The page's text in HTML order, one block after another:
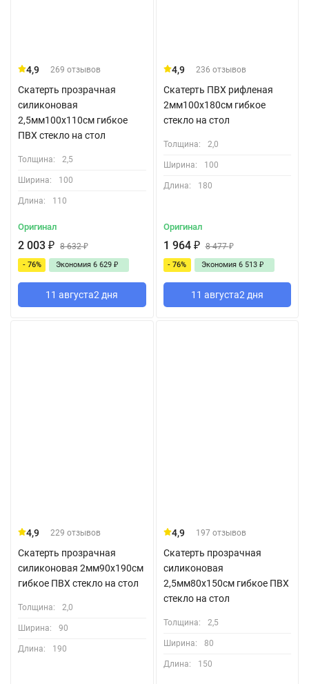
4,9 269 отзывов
Скатерть прозрачная
силиконовая
2,5мм100x110см гибкое
ПВХ стекло на стол
Толщина: 2,5
Ширина: 100
Длина: 110
Оригинал
2 003 ₽ 8 632₽
- 76% Экономия 6 629 ₽
11 августа2 дня
4,9 236 отзывов
Скатерть ПВХ рифленая
2мм100x180см гибкое
стекло на стол
Толщина: 2,0
Ширина: 100
Длина: 180
Оригинал
1 964 ₽ 8 477₽
- 76% Экономия 6 513 ₽
11 августа2 дня
4,9 229 отзывов
Скатерть прозрачная
силиконовая 2мм90x190см
гибкое ПВХ стекло на стол
Толщина: 2,0
Ширина: 90
Длина: 190
4,9 197 отзывов
Скатерть прозрачная
силиконовая
2,5мм80x150см гибкое ПВХ
стекло на стол
Толщина: 2,5
Ширина: 80
Длина: 150